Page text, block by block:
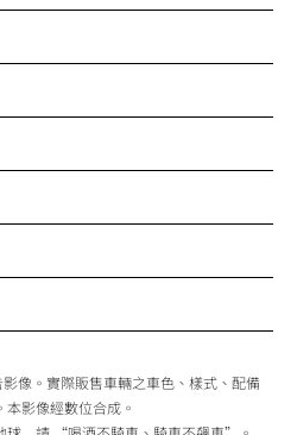
像。實際販售車輛之車色、樣式、配備
影像經數位合成。